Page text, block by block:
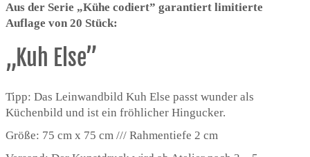
Aus der Serie „Kühe codiert” garantiert limitierte
Auflage von 20 Stück:
„Kuh Else”
Tipp: Das Leinwandbild Kuh Else passt wunder als
Küchenbild und ist ein fröhlicher Hingucker.
Größe: 75 cm x 75 cm /// Rahmentiefe 2 cm